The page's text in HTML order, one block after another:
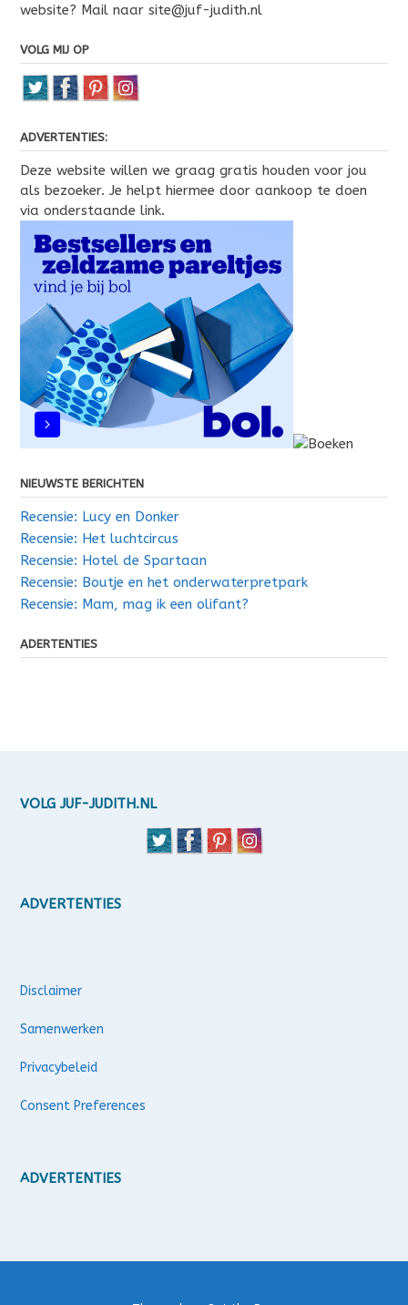
website? Mail naar site@juf-judith.nl
VOLG MIJ OP
ADVERTENTIES:
Deze website willen we graag gratis houden voor jou
als bezoeker. Je helpt hiermee door aankoop te doen
via onderstaande link.
NIEUWSTE BERICHTEN
Recensie: Lucy en Donker
Recensie: Het luchtcircus
Recensie: Hotel de Spartaan
Recensie: Boutje en het onderwaterpretpark
Recensie: Mam, mag ik een olifant?
ADERTENTIES
VOLG JUF-JUDITH.NL
ADVERTENTIES
Disclaimer
Samenwerken
Privacybeleid
Consent Preferences
ADVERTENTIES